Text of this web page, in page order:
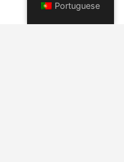
Direitos Reservados.
Portuguese